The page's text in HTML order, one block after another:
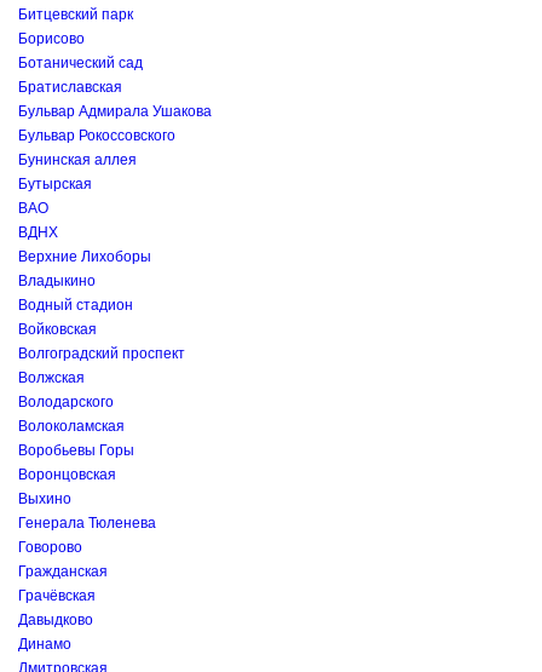
Битцевский парк
Борисово
Ботанический сад
Братиславская
Бульвар Адмирала Ушакова
Бульвар Рокоссовского
Бунинская аллея
Бутырская
ВАО
ВДНХ
Верхние Лихоборы
Владыкино
Водный стадион
Войковская
Волгоградский проспект
Волжская
Володарского
Волоколамская
Воробьевы Горы
Воронцовская
Выхино
Генерала Тюленева
Говорово
Гражданская
Грачёвская
Давыдково
Динамо
Дмитровская